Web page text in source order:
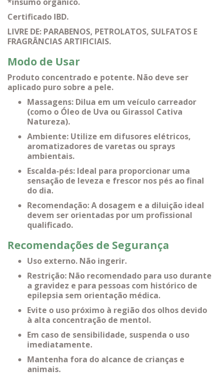
Certificado IBD.
LIVRE DE: PARABENOS, PETROLATOS, SULFATOS E
FRAGRÂNCIAS ARTIFICIAIS.
Modo de Usar
Produto concentrado e potente. Não deve ser
aplicado puro sobre a pele.
Massagens: Dilua em um veículo carreador
(como o Óleo de Uva ou Girassol Cativa
Natureza).
Ambiente: Utilize em difusores elétricos,
aromatizadores de varetas ou sprays
ambientais.
Escalda-pés: Ideal para proporcionar uma
sensação de leveza e frescor nos pés ao final
do dia.
Recomendação: A dosagem e a diluição ideal
devem ser orientadas por um profissional
qualificado.
Recomendações de Segurança
Uso externo. Não ingerir.
Restrição: Não recomendado para uso durante
a gravidez e para pessoas com histórico de
epilepsia sem orientação médica.
Evite o uso próximo à região dos olhos devido
à alta concentração de mentol.
Em caso de sensibilidade, suspenda o uso
imediatamente.
Mantenha fora do alcance de crianças e
animais.